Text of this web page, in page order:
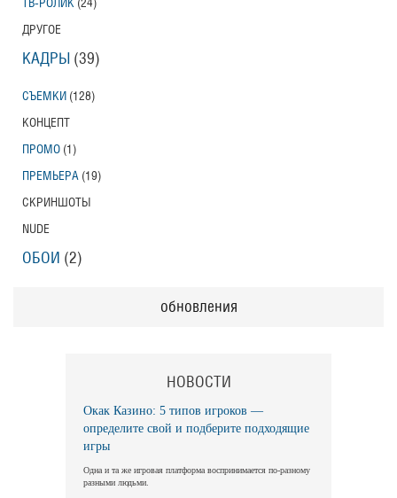
ТВ-РОЛИК (24)
ДРУГОЕ
КАДРЫ (39)
СЪЕМКИ (128)
КОНЦЕПТ
ПРОМО (1)
ПРЕМЬЕРА (19)
СКРИНШОТЫ
NUDE
ОБОИ (2)
обновления
НОВОСТИ
Окак Казино: 5 типов игроков —
определите свой и подберите подходящие
игры
Одна и та же игровая платформа воспринимается по-разному
разными людьми.